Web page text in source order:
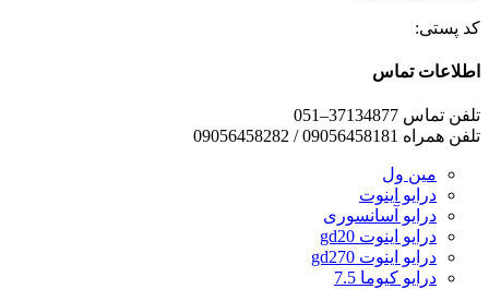
کد پستی:
اطلاعات تماس
تلفن تماس 37134877–051
تلفن همراه 09056458181 / 09056458282
مین ول
درایو اینوت
درایو آسانسوری
درایو اینوت gd20
درایو اینوت gd270
درایو کیوما 7.5